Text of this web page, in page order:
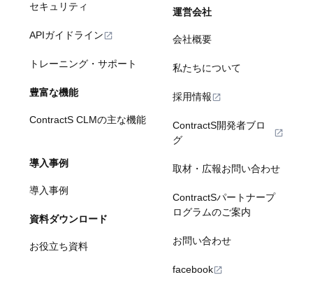
セキュリティ
APIガイドライン
トレーニング・サポート
豊富な機能
ContractS CLMの主な機能
導入事例
導入事例
資料ダウンロード
お役立ち資料
運営会社
会社概要
私たちについて
採用情報
ContractS開発者ブロ
グ
取材・広報お問い合わせ
ContractSパートナープ
ログラムのご案内
お問い合わせ
facebook